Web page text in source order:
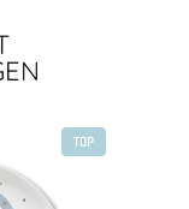
TOP